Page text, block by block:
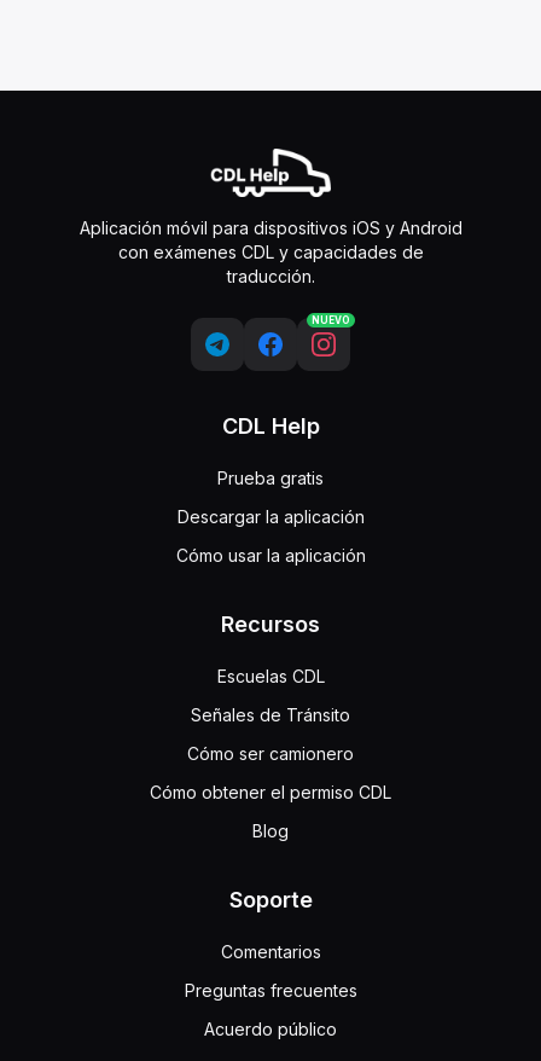
Aplicación móvil para dispositivos iOS y Android
con exámenes CDL y capacidades de
traducción.
NUEVO
CDL Help
Prueba gratis
Descargar la aplicación
Cómo usar la aplicación
Recursos
Escuelas CDL
Señales de Tránsito
Cómo ser camionero
Cómo obtener el permiso CDL
Blog
Soporte
Comentarios
Preguntas frecuentes
Acuerdo público